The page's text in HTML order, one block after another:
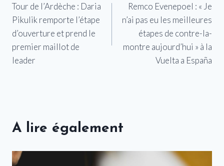
de
l’article
Tour de l’Ardèche : Daria
Pikulik remporte l’étape
d’ouverture et prend le
premier maillot de
leader
Remco Evenepoel : « Je
n’ai pas eu les meilleures
étapes de contre-la-
montre aujourd’hui » à la
Vuelta a España
A lire également